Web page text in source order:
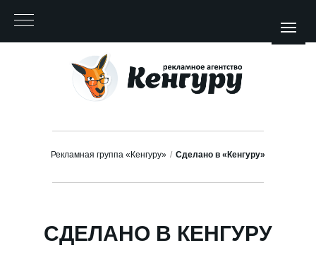
Рекламная группа «Кенгуру» / Сделано в «Кенгуру»
СДЕЛАНО В КЕНГУРУ